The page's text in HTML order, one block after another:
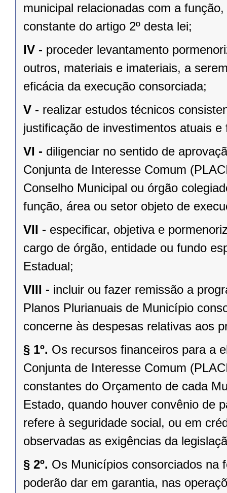
municipal relacionadas com a
constante do artigo 2º desta lei;
IV - proceder levantamento
outros, materiais e imateriais, a
eficácia da execução consorciada;
V - realizar estudos técnicos
justificação de investimentos atuais e
VI - diligenciar no sentido de
Conjunta de Interesse Comum
Conselho Municipal ou órgão
função, área ou setor objeto de
VII - especificar, objetiva e
cargo de órgão, entidade ou fundo
Estadual;
VIII - incluir ou fazer remissão a
Planos Plurianuais de Município
concerne às despesas relativas aos
§ 1º. Os recursos financeiros para a
Conjunta de Interesse Comum
constantes do Orçamento de cada
Estado, quando houver convênio de
refere à seguridade social, ou em
observadas as exigências da
§ 2º. Os Municípios consorciados na
poderão dar em garantia, nas